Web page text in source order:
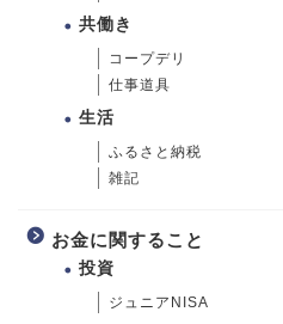
共働き
コープデリ
仕事道具
生活
ふるさと納税
雑記
お金に関すること
投資
ジュニアNISA